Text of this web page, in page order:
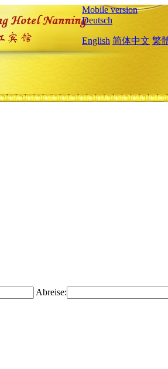
Mobile version
Deutsch
English 简体中文 繁
Abreise: